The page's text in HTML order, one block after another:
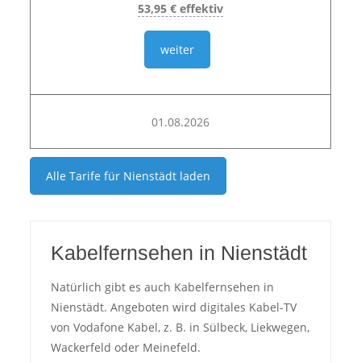
53,95 € effektiv
weiter
01.08.2026
Alle Tarife für Nienstädtladen
Kabelfernsehen in Nienstädt
Natürlich gibt es auch Kabelfernsehen in
Nienstädt. Angeboten wird digitales Kabel-TV
von Vodafone Kabel, z. B. in Sülbeck, Liekwegen,
Wackerfeld oder Meinefeld.